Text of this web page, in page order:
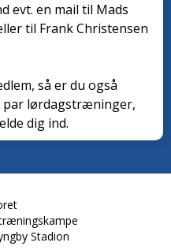
evt. en mail til Mads
til Frank Christensen
så er du også
par lørdagstræninger,
dig ind.
Stadion